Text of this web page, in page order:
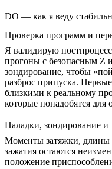
DO — как я веду
Проверка программ и
Я валидирую
прогоны с безопасным Z
зондирование, чтобы
разброс припуска.
близкими к реальному
которые понадобятся для
Наладки, зондирование и
Моменты затяжки, длины
зажатия остаются
положение